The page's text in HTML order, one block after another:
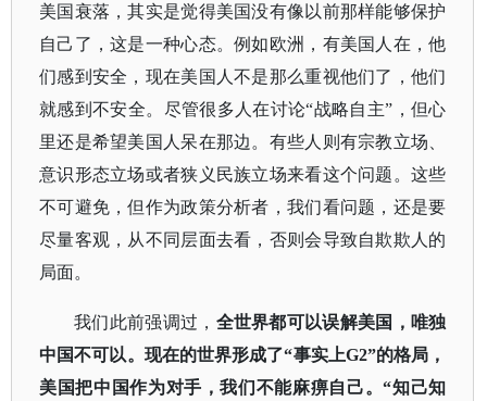
美国衰落，其实是觉得美国没有像以前那样能够保护
自己了，这是一种心态。例如欧洲，有美国人在，他
们感到安全，现在美国人不是那么重视他们了，他们
就感到不安全。尽管很多人在讨论“战略自主”，但心
里还是希望美国人呆在那边。有些人则有宗教立场、
意识形态立场或者狭义民族立场来看这个问题。这些
不可避免，但作为政策分析者，我们看问题，还是要
尽量客观，从不同层面去看，否则会导致自欺欺人的
局面。
我们此前强调过， 全世界都可以误解美国，唯独
中国不可以。现在的世界形成了“事实上G2”的格局，
美国把中国作为对手，我们不能麻痹自己。“知己知